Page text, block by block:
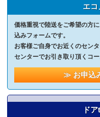
エコ
価格重視で陸送をご希望の方
込みフォームです。
お客様ご自身でお近くのセン
センターでお引き取り頂くコー
≫ お申込
ド